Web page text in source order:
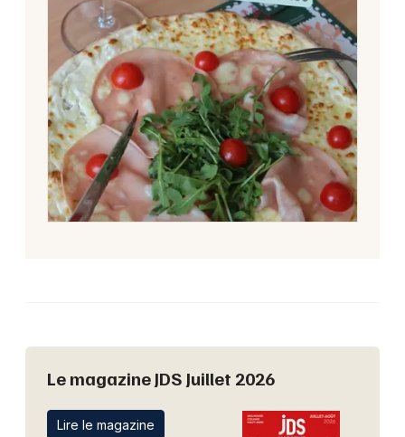
Le magazine JDS Juillet 2026
Lire le magazine